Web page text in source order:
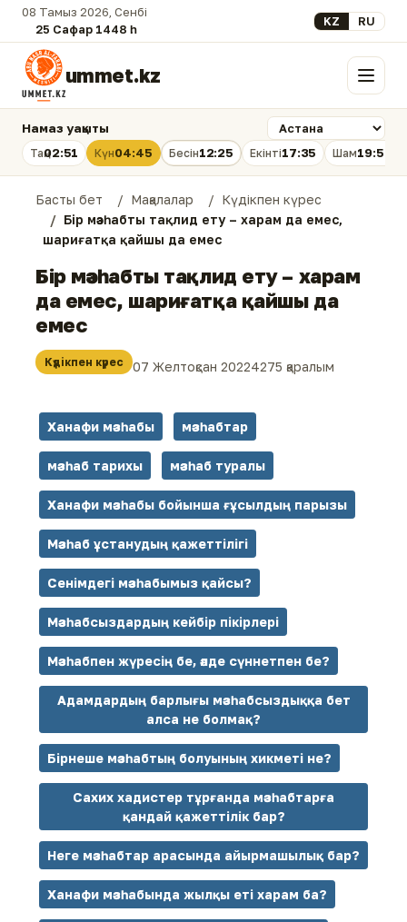
08 Тамыз 2026, Сенбі
25 Сафар 1448 һ.
Select your
KZ RU
ummet.kz Мәзір
Намаз уақыты
Таң02:51 Күн04:45 Бесін12:25 Екінті17:35 Шам19:54
Басты бет Мақалалар
Күдікпен күрес
Бір мәзһабты тақлид ету – харам да емес,
шариғатқа қайшы да емес
Бір мәзһабты тақлид ету – харам
да емес, шариғатқа қайшы да
емес
Күдікпен күрес 07 Желтоқсан 20224275 қаралым
Ханафи мәзһабы мәзһабтар
мәзһаб тарихы мәзһаб туралы
Ханафи мәзһабы бойынша ғұсылдың парызы
Мәзһаб ұстанудың қажеттілігі
Сенімдегі мәзһабымыз қайсы?
Мәзһабсыздардың кейбір пікірлері
Мәзһабпен жүресің бе, әлде сүннетпен бе?
Адамдардың барлығы мәзһабсыздыққа бет
алса не болмақ?
Бірнеше мәзһабтың болуының хикметі не?
Сахих хадистер тұрғанда мәзһабтарға
қандай қажеттілік бар?
Неге мәзһабтар арасында айырмашылық бар?
Ханафи мәзһабында жылқы еті харам ба?